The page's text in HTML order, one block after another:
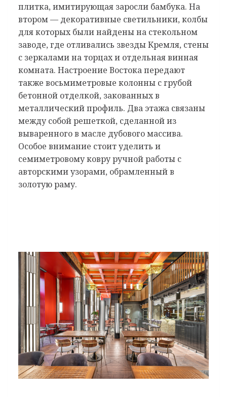
плитка, имитирующая заросли бамбука. На
втором — декоративные светильники, колбы
для которых были найдены на стекольном
заводе, где отливались звезды Кремля, стены
с зеркалами на торцах и отдельная винная
комната. Настроение Востока передают
также восьмиметровые колонны с грубой
бетонной отделкой, закованных в
металлический профиль. Два этажа связаны
между собой решеткой, сделанной из
вываренного в масле дубового массива.
Особое внимание стоит уделить и
семиметровому ковру ручной работы с
авторскими узорами, обрамленный в
золотую раму.